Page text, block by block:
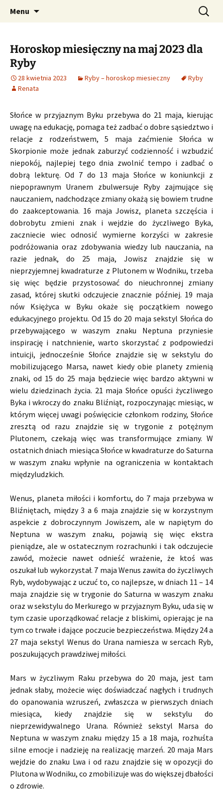
CzaroMarowy horoskop
dzienny, miesięczny i
tygodniowy
Profesjonalne przepowiednie astrologiczne
Menu Szukaj:
Horoskop miesięczny na maj 2023 dla
Ryby
28 kwietnia 2023 Ryby – horoskop miesieczny
Ryby
Renata
Słońce w przyjaznym Byku przebywa do 21 maja, kierując
uwagę na edukację, pomaga też zadbać o dobre sąsiedztwo i
relacje z rodzeństwem, 5 maja zaćmienie Słońca w
Skorpionie może jednak zaburzyć codzienność i wzbudzić
niepokój, najlepiej tego dnia zwolnić tempo i zadbać o
dobrą lekturę. Od 7 do 13 maja Słońce w koniunkcji z
niepoprawnym Uranem zbulwersuje Ryby zajmujące się
nauczaniem, nadchodzące zmiany okażą się bowiem trudne
do zaakceptowania. 16 maja Jowisz, planeta szczęścia i
dobrobytu zmieni znak i wejdzie do życzliwego Byka,
zaczniecie wiec odnosić wymierne korzyści w zakresie
podróżowania oraz zdobywania wiedzy lub nauczania, na
razie jednak, do 25 maja, Jowisz znajdzie się w
nieprzyjemnej kwadraturze z Plutonem w Wodniku, trzeba
się więc będzie przystosować do nieuchronnej zmiany
zasad, której skutki odczujecie znacznie później. 19 maja
nów Księżyca w Byku okaże się początkiem nowego
edukacyjnego projektu. Od 15 do 20 maja sekstyl Słońca do
przebywającego w waszym znaku Neptuna przyniesie
inspirację i natchnienie, warto skorzystać z podpowiedzi
intuicji, jednocześnie Słońce znajdzie się w sekstylu do
mobilizującego Marsa, nawet kiedy obie planety zmienią
znaki, od 15 do 25 maja będziecie więc bardzo aktywni w
wielu dziedzinach życia. 21 maja Słońce opuści życzliwego
Byka i wkroczy do znaku Bliźniąt, rozpoczynając miesiąc, w
którym więcej uwagi poświęcicie członkom rodziny, Słońce
zresztą od razu znajdzie się w trygonie z potężnym
Plutonem, czekają więc was transformujące zmiany. W
ostatnich dniach miesiąca Słońce w kwadraturze do Saturna
w waszym znaku wpłynie na ograniczenia w kontaktach
międzyludzkich.
Wenus, planeta miłości i komfortu, do 7 maja przebywa w
Bliźniętach, między 3 a 6 maja znajdzie się w korzystnym
aspekcie z dobroczynnym Jowiszem, ale w napiętym do
Neptuna w waszym znaku, pojawią się więc ekstra
pieniądze, ale w ostatecznym rozrachunki i tak odczujecie
zawód, możecie nawet odnieść wrażenie, że ktoś was
oszukał lub wykorzystał. 7 maja Wenus zawita do życzliwych
Ryb, wydobywając z uczuć to, co najlepsze, w dniach 11 – 14
maja znajdzie się w trygonie do Saturna w waszym znaku
oraz w sekstylu do Merkurego w przyjaznym Byku, uda się w
tym czasie uporządkować relacje z bliskimi, opierając je na
tym co trwałe i dające poczucie bezpieczeństwa. Między 24 a
27 maja sekstyl Wenus do Urana namiesza w sercach Ryb,
poszukujących prawdziwej miłości.
Mars w życzliwym Raku przebywa do 20 maja, jest tam
jednak słaby, możecie więc doświadczać nagłych i trudnych
do opanowania wzruszeń, zwłaszcza w pierwszych dniach
miesiąca, kiedy znajdzie się w sekstylu do
nieprzewidywalnego Urana. Również sekstyl Marsa do
Neptuna w waszym znaku między 15 a 18 maja, rozhuśta
silne emocje i nadzieję na realizację marzeń. 20 maja Mars
wejdzie do znaku Lwa i od razu znajdzie się w opozycji do
Plutona w Wodniku, co zmobilizuje was do większej dbałości
o zdrowie.